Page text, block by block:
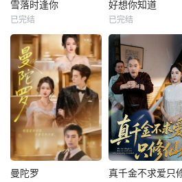
雪落时逢你
已完结
好想你知道
已完结
曼陀罗 真千金不求爱只